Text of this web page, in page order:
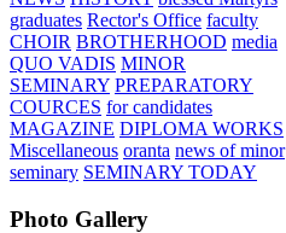
graduates Rector's Office faculty
CHOIR BROTHERHOOD media
QUO VADIS MINOR
SEMINARY PREPARATORY
COURCES for candidates
MAGAZINE DIPLOMA WORKS
Miscellaneous oranta news of minor
seminary SEMINARY TODAY
Photo Gallery